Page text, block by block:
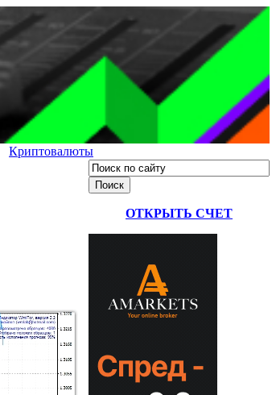
Криптовалюты
ОТКРЫТЬ СЧЕТ